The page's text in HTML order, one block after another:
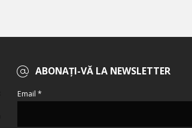
ABONAȚI-VĂ LA NEWSLETTER
Email *